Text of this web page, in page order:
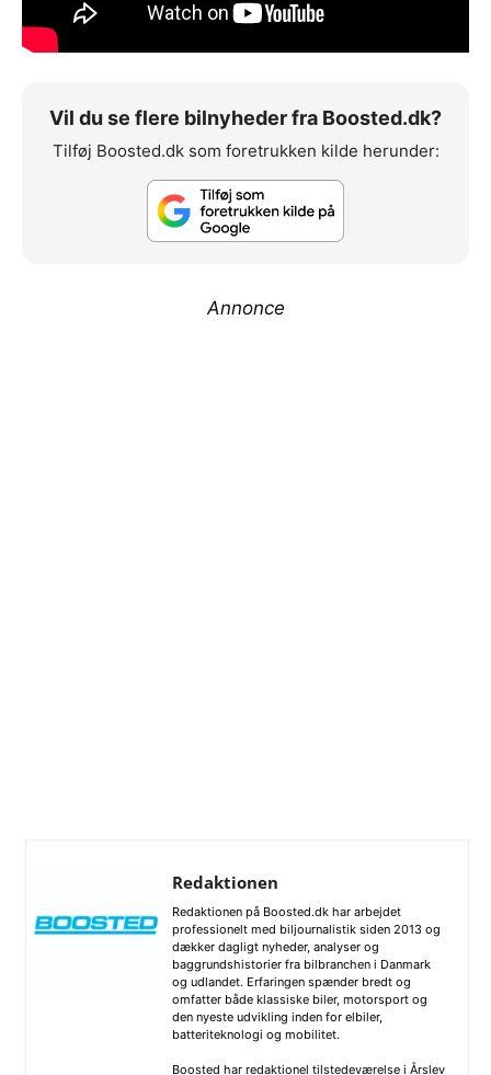
Vil du se flere bilnyheder fra Boosted.dk?
Tilføj Boosted.dk som foretrukken kilde herunder:
Annonce
Redaktionen
Redaktionen på Boosted.dk har arbejdet
professionelt med biljournalistik siden 2013 og
dækker dagligt nyheder, analyser og
baggrundshistorier fra bilbranchen i Danmark
og udlandet. Erfaringen spænder bredt og
omfatter både klassiske biler, motorsport og
den nyeste udvikling inden for elbiler,
batteriteknologi og mobilitet.
Boosted har redaktionel tilstedeværelse i Årslev